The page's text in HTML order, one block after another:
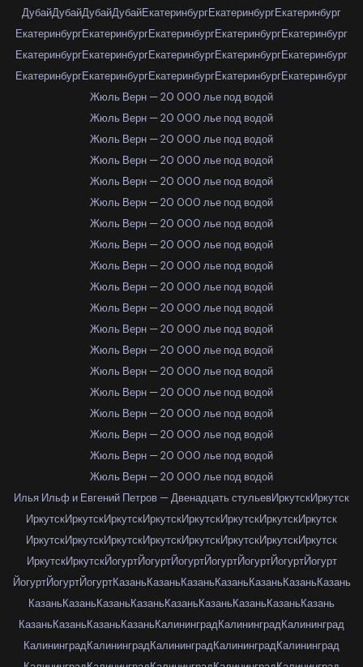
ДубайДубайДубайДубайЕкатеринбургЕкатеринбургЕкатеринбург
ЕкатеринбургЕкатеринбургЕкатеринбургЕкатеринбургЕкатеринбург
ЕкатеринбургЕкатеринбургЕкатеринбургЕкатеринбургЕкатеринбург
ЕкатеринбургЕкатеринбургЕкатеринбургЕкатеринбургЕкатеринбург
Жюль Верн — 20 000 лье под водой
Жюль Верн — 20 000 лье под водой
Жюль Верн — 20 000 лье под водой
Жюль Верн — 20 000 лье под водой
Жюль Верн — 20 000 лье под водой
Жюль Верн — 20 000 лье под водой
Жюль Верн — 20 000 лье под водой
Жюль Верн — 20 000 лье под водой
Жюль Верн — 20 000 лье под водой
Жюль Верн — 20 000 лье под водой
Жюль Верн — 20 000 лье под водой
Жюль Верн — 20 000 лье под водой
Жюль Верн — 20 000 лье под водой
Жюль Верн — 20 000 лье под водой
Жюль Верн — 20 000 лье под водой
Жюль Верн — 20 000 лье под водой
Жюль Верн — 20 000 лье под водой
Жюль Верн — 20 000 лье под водой
Жюль Верн — 20 000 лье под водой
Илья Ильф и Евгений Петров — Двенадцать стульевИркутскИркутск
ИркутскИркутскИркутскИркутскИркутскИркутскИркутскИркутск
ИркутскИркутскИркутскИркутскИркутскИркутскИркутскИркутск
ИркутскИркутскЙогуртЙогуртЙогуртЙогуртЙогуртЙогуртЙогурт
ЙогуртЙогуртЙогуртКазаньКазаньКазаньКазаньКазаньКазаньКазань
КазаньКазаньКазаньКазаньКазаньКазаньКазаньКазаньКазань
КазаньКазаньКазаньКазаньКалининградКалининградКалининград
КалининградКалининградКалининградКалининградКалининград